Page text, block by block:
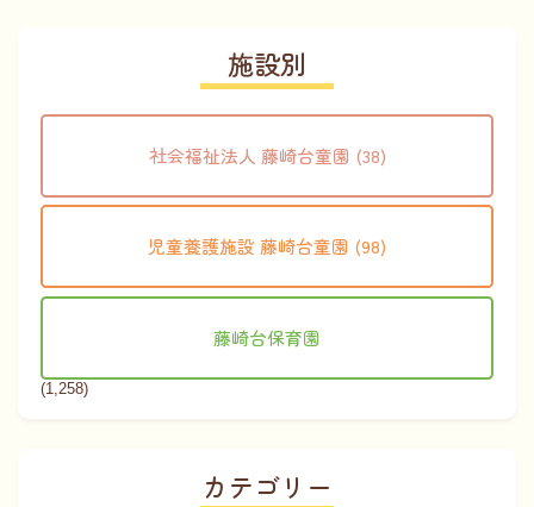
施設別
社会福祉法人 藤崎台童園 (38)
児童養護施設 藤崎台童園 (98)
藤崎台保育園
(1,258)
カテゴリー